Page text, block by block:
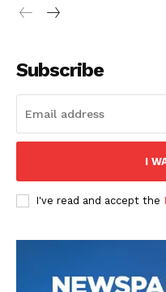
Subscribe
I
I've read and accept the